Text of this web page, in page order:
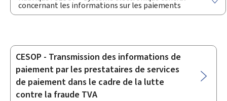
concernant les informations sur les paiements
Sous-
rubriques
CESOP - Transmission des informations de
paiement par les prestataires de services
de paiement dans le cadre de la lutte
contre la fraude TVA